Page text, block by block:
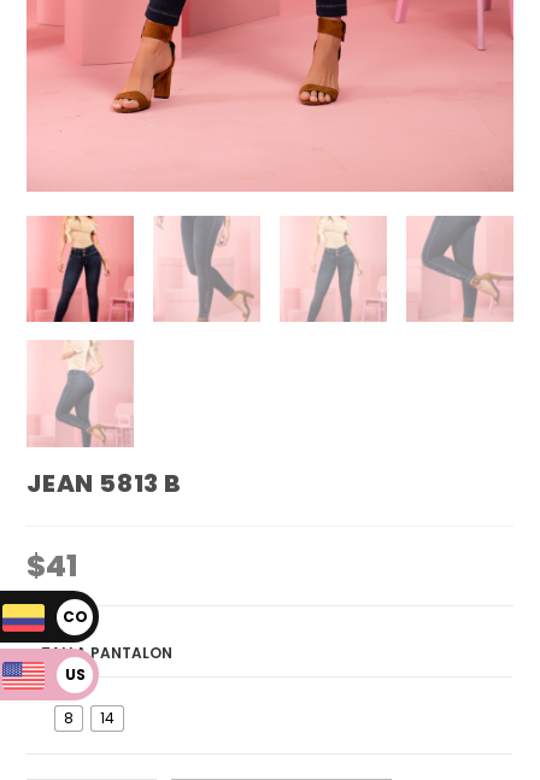
JEAN 5813 B
$41
TALLA PANTALON
8 14
CO
P
US
D